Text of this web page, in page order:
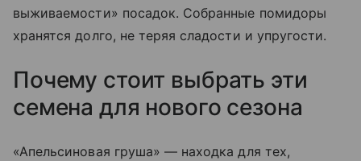
выживаемости» посадок. Собранные помидоры
хранятся долго, не теряя сладости и упругости.
Почему стоит выбрать эти
семена для нового сезона
«Апельсиновая груша» — находка для тех,